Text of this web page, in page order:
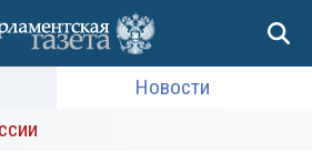
Новости